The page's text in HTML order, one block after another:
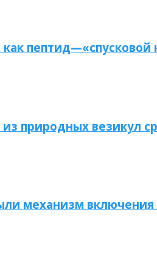
пептид—«спусковой
природных везикул
механизм включения